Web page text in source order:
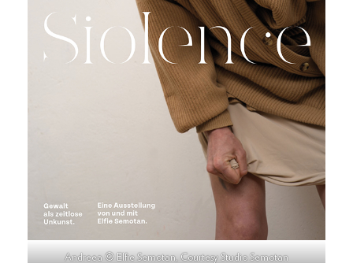
Andreea © Elfie Semotan, Courtesy Studio Semotan